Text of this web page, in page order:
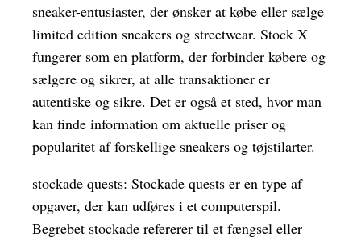
sneaker-entusiaster, der ønsker at købe eller sælge
limited edition sneakers og streetwear. Stock X
fungerer som en platform, der forbinder købere og
sælgere og sikrer, at alle transaktioner er
autentiske og sikre. Det er også et sted, hvor man
kan finde information om aktuelle priser og
popularitet af forskellige sneakers og tøjstilarter.
stockade quests: Stockade quests er en type af
opgaver, der kan udføres i et computerspil.
Begrebet stockade refererer til et fængsel eller